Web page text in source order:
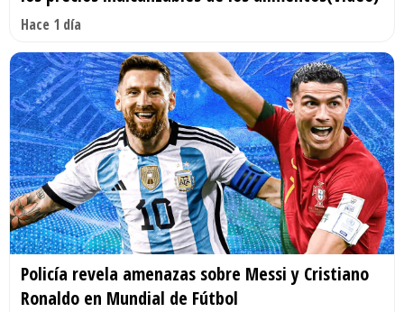
Hace 1 día
Policía revela amenazas sobre Messi y Cristiano
Ronaldo en Mundial de Fútbol